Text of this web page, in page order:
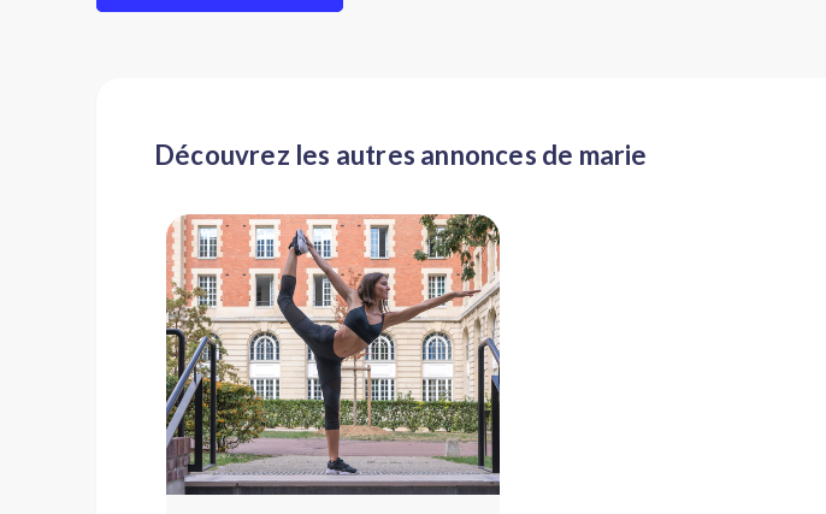
Découvrez les autres annonces de marie